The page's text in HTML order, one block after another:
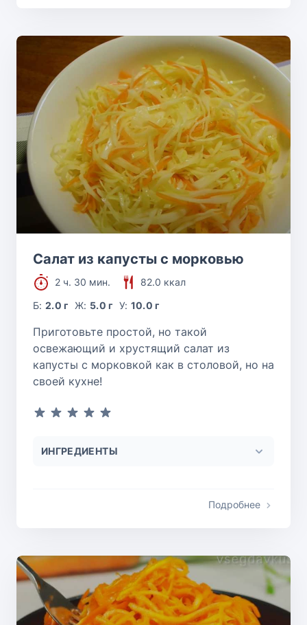
Салат из капусты с морковью
2 ч. 30 мин.
82.0 ккал
Б:2.0 г Ж: 5.0 г У: 10.0 г
Приготовьте простой, но такой
освежающий и хрустящий салат из
капусты с морковкой как в столовой, но на
своей кухне!
ИНГРЕДИЕНТЫ
Подробнее